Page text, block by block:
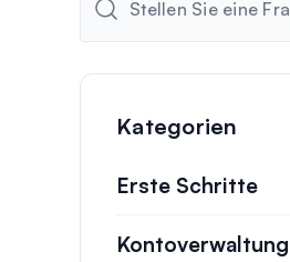
Kategorien
Erste Schritte
Kontoverwaltung